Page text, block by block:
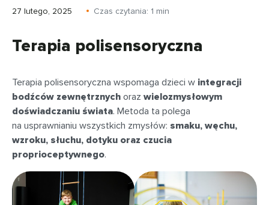
27 lutego, 2025 Czas czytania: 1 min
Terapia polisensoryczna
Terapia polisensoryczna wspomaga dzieci w integracji
bodźców zewnętrznych oraz wielozmysłowym
doświadczaniu świata. Metoda ta polega
na usprawnianiu wszystkich zmysłów: smaku, węchu,
wzroku, słuchu, dotyku oraz czucia
proprioceptywnego.